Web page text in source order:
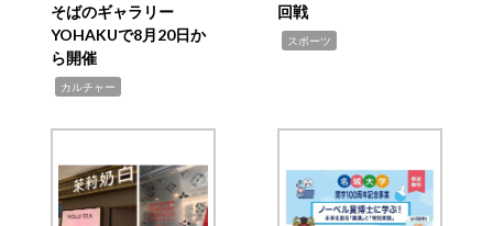
そばのギャラリー
YOHAKUで8月20日か
ら開催
カルチャー
回戦
スポーツ